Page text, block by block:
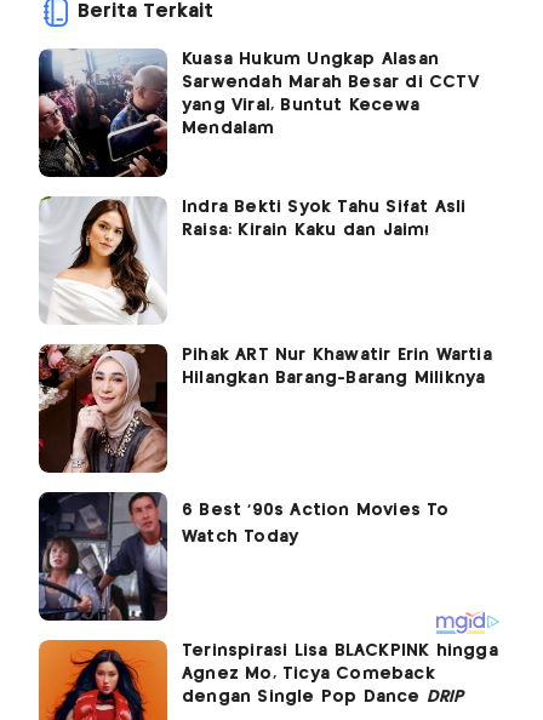
Berita Terkait
Kuasa Hukum Ungkap Alasan
Sarwendah Marah Besar di CCTV
yang Viral, Buntut Kecewa
Mendalam
Indra Bekti Syok Tahu Sifat Asli
Raisa: Kirain Kaku dan Jaim!
Pihak ART Nur Khawatir Erin Wartia
Hilangkan Barang-Barang Miliknya
Terinspirasi Lisa BLACKPINK hingga
Agnez Mo, Ticya Comeback
dengan Single Pop Dance DRIP